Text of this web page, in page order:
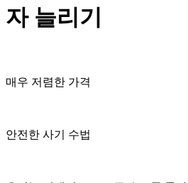
자 늘리기
매우 저렴한 가격
안전한 사기 수법